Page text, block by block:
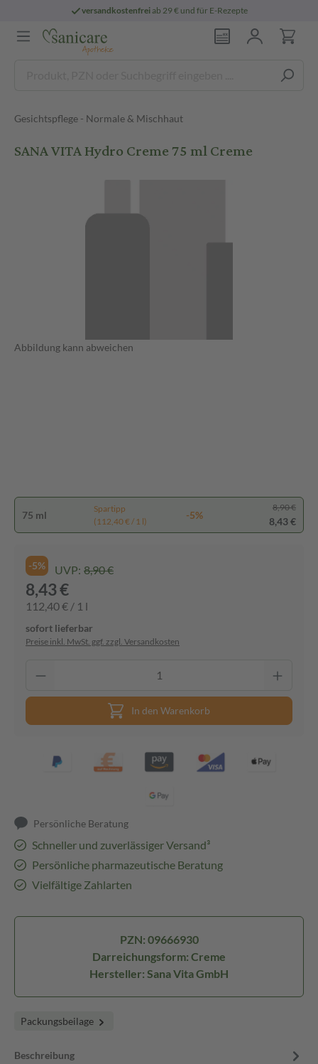
versandkostenfreiab 29 € und für E-Rezepte
Gesichtspflege - Normale & Mischhaut
SANA VITA Hydro Creme 75 ml Creme
Abbildung kann abweichen
75 ml
Spartipp
(112,40 € / 1 l)
-5%
8,90 €
8,43 €
-5% UVP: 8,90 €
8,43 €
112,40 € / 1 l
sofort lieferbar
Preise inkl. MwSt. ggf. zzgl. Versandkosten
In den Warenkorb
Persönliche Beratung
Schneller und zuverlässiger Versand³
Persönliche pharmazeutische Beratung
Vielfältige Zahlarten
PZN: 09666930
Darreichungsform: Creme
Hersteller: Sana Vita GmbH
Packungsbeilage
Beschreibung